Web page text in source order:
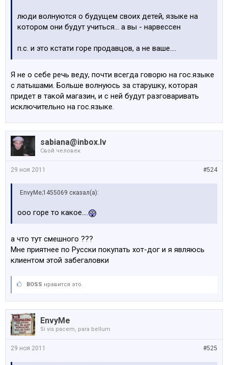
люди волнуются о будущем своих детей, языке на
котором они будут учиться... а вы - нарвессен
п.с. и это кстати горе продавцов, а не ваше....
Я не о себе речь веду, почти всегда говорю на гос.языке
с латышами. Больше волнуюсь за старушку, которая
придет в такой магазин, и с ней будут разговаривать
исключительно на гос.языке.
sabiana@inbox.lv
Свой человек
#524
29 ноя 2011
EnvyMe;1455069 сказал(а):
ооо горе то какое....
а что тут смешного ???
Мне приятнее по Русски покупать хот-дог и я являюсь
клиентом этой забегаловки
BOSS нравится это.
EnvyMe
Si vis pacem, para bellum
#525
29 ноя 2011